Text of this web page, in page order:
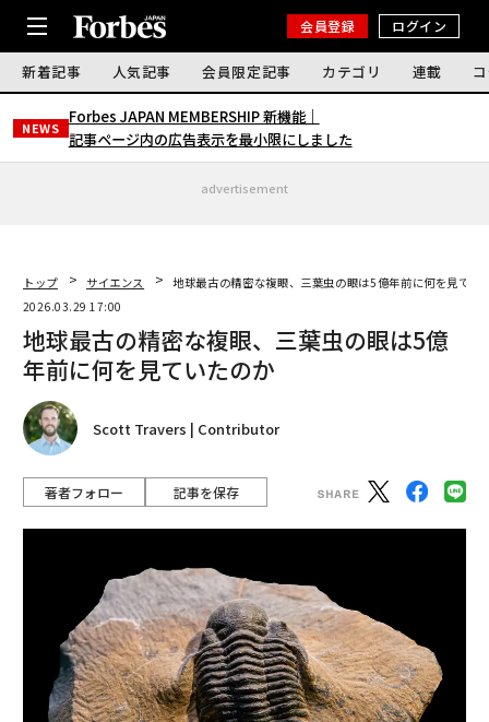
会員登録 ログイン
新着記事 人気記事 会員限定記事 カテゴリ 連載
NEWS
Forbes JAPAN MEMBERSHIP 新機能｜
記事ページ内の広告表示を最小限にしました
advertisement
トップ サイエンス
地球最古の精密な複眼、三葉虫の眼は5億年前に何を見てい
2026.03.29 17:00
地球最古の精密な複眼、三葉虫の眼は5億
年前に何を見ていたのか
Scott Travers | Contributor
著者フォロー 記事を保存